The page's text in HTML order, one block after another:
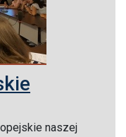
naszej